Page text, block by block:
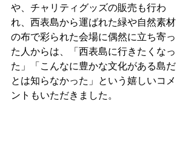
や、チャリティグッズの販売も行わ
れ、西表島から運ばれた緑や自然素材
の布で彩られた会場に偶然に立ち寄っ
た人からは、「西表島に行きたくなっ
た」「こんなに豊かな文化がある島だ
とは知らなかった」という嬉しいコメ
ントもいただきました。